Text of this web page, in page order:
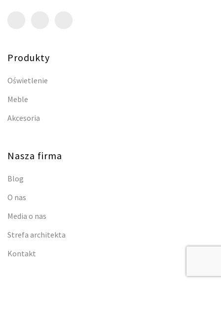
Produkty
Oświetlenie
Meble
Akcesoria
Nasza firma
Blog
O nas
Media o nas
Strefa architekta
Kontakt